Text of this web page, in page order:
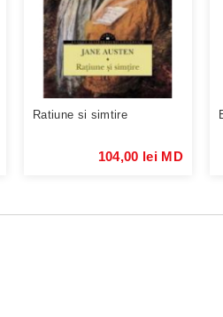
Ratiune si simtire
104,00 lei MD